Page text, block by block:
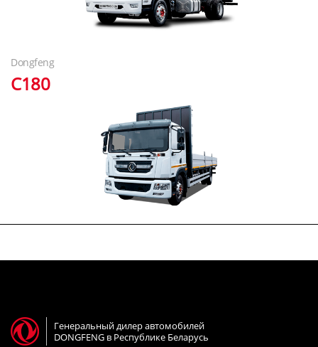
Dongfeng
C180
Генеральный дилер автомобилей
DONGFENG в Республике Беларусь